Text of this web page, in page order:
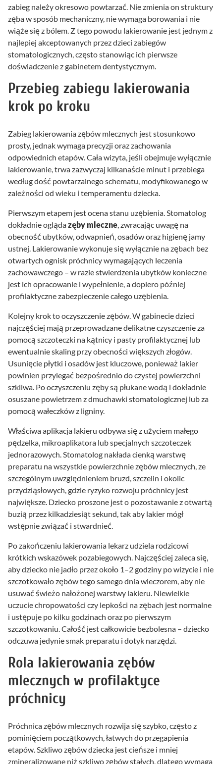
zabieg należy okresowo powtarzać. Nie zmienia on struktury
zęba w sposób mechaniczny, nie wymaga borowania i nie
wiąże się z bólem. Z tego powodu lakierowanie jest jednym z
najlepiej akceptowanych przez dzieci zabiegów
stomatologicznych, często stanowiąc ich pierwsze
doświadczenie z gabinetem dentystycznym.
Przebieg zabiegu lakierowania
krok po kroku
Zabieg lakierowania zębów mlecznych jest stosunkowo
prosty, jednak wymaga precyzji oraz zachowania
odpowiednich etapów. Cała wizyta, jeśli obejmuje wyłącznie
lakierowanie, trwa zazwyczaj kilkanaście minut i przebiega
według dość powtarzalnego schematu, modyfikowanego w
zależności od wieku i temperamentu dziecka.
Pierwszym etapem jest ocena stanu uzębienia. Stomatolog
dokładnie oglądazęby mleczne, zwracając uwagę na
obecność ubytków, odwapnień, osadów oraz higienę jamy
ustnej. Lakierowanie wykonuje się wyłącznie na zębach bez
otwartych ognisk próchnicy wymagających leczenia
zachowawczego – w razie stwierdzenia ubytków konieczne
jest ich opracowanie i wypełnienie, a dopiero później
profilaktyczne zabezpieczenie całego uzębienia.
Kolejny krok to oczyszczenie zębów. W gabinecie dzieci
najczęściej mają przeprowadzane delikatne czyszczenie za
pomocą szczoteczki na kątnicy i pasty profilaktycznej lub
ewentualnie skaling przy obecności większych złogów.
Usunięcie płytki i osadów jest kluczowe, ponieważ lakier
powinien przylegać bezpośrednio do czystej powierzchni
szkliwa. Po oczyszczeniu zęby są płukane wodą i dokładnie
osuszane powietrzem z dmuchawki stomatologicznej lub za
pomocą wałeczków z ligniny.
Właściwa aplikacja lakieru odbywa się z użyciem małego
pędzelka, mikroaplikatora lub specjalnych szczoteczek
jednorazowych. Stomatolog nakłada cienką warstwę
preparatu na wszystkie powierzchnie zębów mlecznych, ze
szczególnym uwzględnieniem bruzd, szczelin i okolic
przydziąsłowych, gdzie ryzyko rozwoju próchnicy jest
największe. Dziecko proszone jest o pozostawanie z otwartą
buzią przez kilkadziesiąt sekund, tak aby lakier mógł
wstępnie związać i stwardnieć.
Po zakończeniu lakierowania lekarz udziela rodzicowi
krótkich wskazówek pozabiegowych. Najczęściej zaleca się,
aby dziecko nie jadło przez około 1–2 godziny po wizycie i nie
szczotkowało zębów tego samego dnia wieczorem, aby nie
usuwać świeżo nałożonej warstwy lakieru. Niewielkie
uczucie chropowatości czy lepkości na zębach jest normalne
i ustępuje po kilku godzinach oraz po pierwszym
szczotkowaniu. Całość jest całkowicie bezbolesna – dziecko
odczuwa jedynie smak preparatu i dotyk narzędzi.
Rola lakierowania zębów
mlecznych w profilaktyce
próchnicy
Próchnica zębów mlecznych rozwija się szybko, często z
pominięciem początkowych, łatwych do przegapienia
etapów. Szkliwo zębów dziecka jest cieńsze i mniej
zmineralizowane niż szkliwo zębów stałych, dlatego wymaga